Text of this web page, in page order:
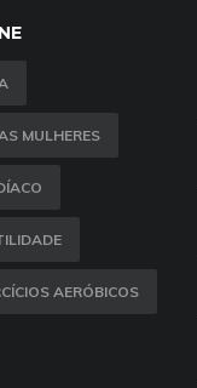
MULHERES
AERÓBICOS